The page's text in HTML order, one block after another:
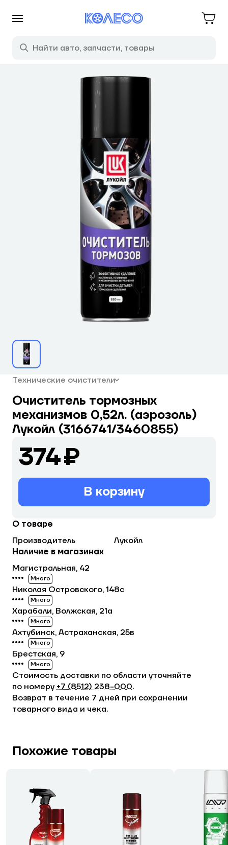
Технические очистители
Очиститель тормозных
механизмов 0,52л. (аэрозоль)
Лукойл (3166741/3460855)
374 ₽
В корзину
О товаре
Производитель
Лукойл
Стоимость доставки по области уточняйте
по номеру +7 (8512) 238−000.
Возврат в течение 7 дней при сохранении
товарного вида и чека.
Наличие в магазинах
Магистральная, 42
Много
Николая Островского, 148с
Много
Харабали, Волжская, 21а
Много
Ахтубинск, Астраханская, 25в
Много
Брестская, 9
Много
Похожие товары